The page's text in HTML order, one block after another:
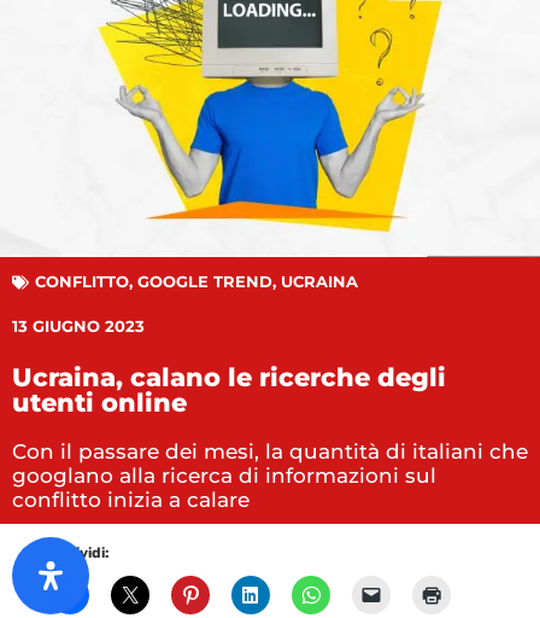
CONFLITTO, GOOGLE TREND, UCRAINA
13 GIUGNO 2023
Ucraina, calano le ricerche degli
utenti online
Con il passare dei mesi, la quantità di italiani che
googlano alla ricerca di informazioni sul
conflitto inizia a calare
Condividi: